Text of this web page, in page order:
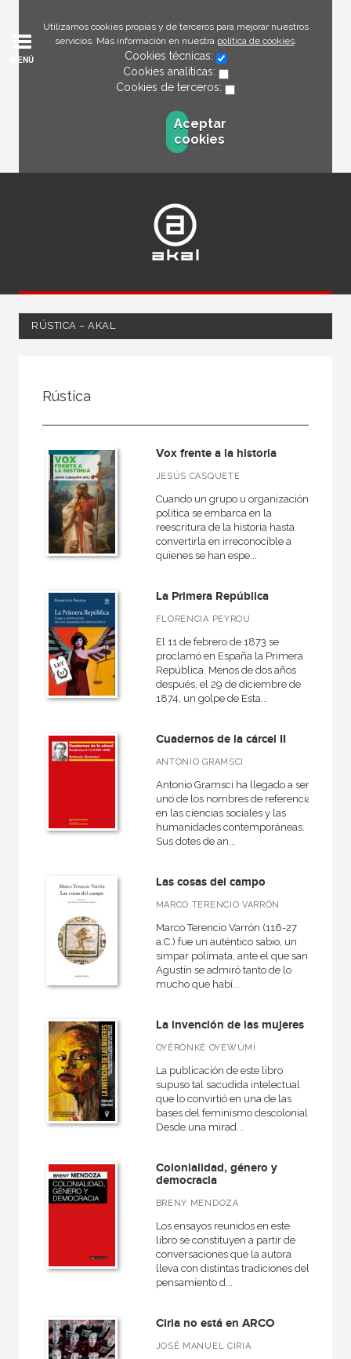
Utilizamos cookies propias y de terceros para mejorar nuestros
servicios. Más información en nuestra política de cookies.
Cookies técnicas:
Cookies analíticas:
Cookies de terceros:
Aceptar
cookies
MENÚ
RÚSTICA – AKAL
Ciencias humanas y sociales
MATERIAS
Cine
Psicología
Pedagogía
Comunicación
Geografía
Arquitectura
Religión
Bellas Artes
NUESTRAS COLECCIONES
Ágora / Teoría
Akadémica
Arqueología
Arquitectura
Arquitectura (textos de arquitectura)
Arte contemporáneo
Ebook
Papel
Rústica
Rústica
Vox frente a la historia
JESÚS CASQUETE
Cuando un grupo u organización
política se embarca en la
reescritura de la historia hasta
convertirla en irreconocible a
quienes se han espe...
La Primera República
FLORENCIA PEYROU
El 11 de febrero de 1873 se
proclamó en España la Primera
República. Menos de dos años
después, el 29 de diciembre de
1874, un golpe de Esta...
Cuadernos de la cárcel II
ANTONIO GRAMSCI
Antonio Gramsci ha llegado a ser
uno de los nombres de referencia
en las ciencias sociales y las
humanidades contemporáneas.
Sus dotes de an...
Las cosas del campo
MARCO TERENCIO VARRÓN
Marco Terencio Varrón (116-27
a.C.) fue un auténtico sabio, un
simpar polímata, ante el que san
Agustín se admiró tanto de lo
mucho que habí...
La invención de las mujeres
OYÈRÓNKÉ OYEWÙMÍ
La publicación de este libro
supuso tal sacudida intelectual
que lo convirtió en una de las
bases del feminismo descolonial.
Desde una mirad...
Colonialidad, género y
democracia
BRENY MENDOZA
Los ensayos reunidos en este
libro se constituyen a partir de
conversaciones que la autora
lleva con distintas tradiciones del
pensamiento d...
Ciria no está en ARCO
JOSÉ MANUEL CIRIA